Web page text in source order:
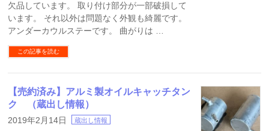
欠品しています。 取り付け部分が一部破損して
います。 それ以外は問題なく外観も綺麗です。
アンダーカウルステーです。 曲がりは …
この記事を読む
【売約済み】アルミ製オイルキャッチタン
ク （蔵出し情報）
2019年2月14日 蔵出し情報